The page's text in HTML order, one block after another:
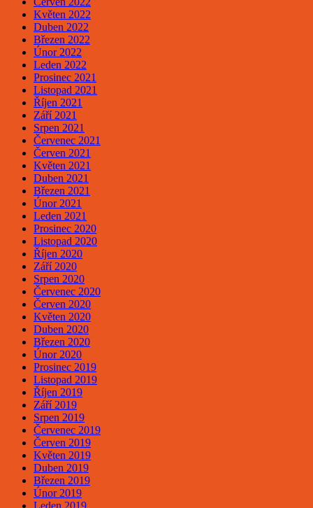
Květen 2022
Duben 2022
Březen 2022
Únor 2022
Leden 2022
Prosinec 2021
Listopad 2021
Říjen 2021
Září 2021
Srpen 2021
Červenec 2021
Červen 2021
Květen 2021
Duben 2021
Březen 2021
Únor 2021
Leden 2021
Prosinec 2020
Listopad 2020
Říjen 2020
Září 2020
Srpen 2020
Červenec 2020
Červen 2020
Květen 2020
Duben 2020
Březen 2020
Únor 2020
Prosinec 2019
Listopad 2019
Říjen 2019
Září 2019
Srpen 2019
Červenec 2019
Červen 2019
Květen 2019
Duben 2019
Březen 2019
Únor 2019
Leden 2019